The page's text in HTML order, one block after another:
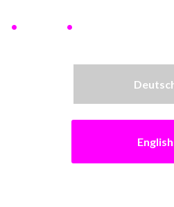
.
.
English